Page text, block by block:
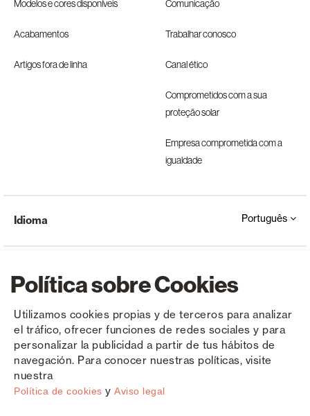
Política sobre Cookies
Utilizamos cookies propias y de terceros para analizar
el tráfico, ofrecer funciones de redes sociales y para
personalizar la publicidad a partir de tus hábitos de
navegación. Para conocer nuestras políticas, visite
nuestra
Política de cookies y Aviso legal
Modelos e cores disponíveis
Acabamentos
Artigos fora de linha
Comunicação
Trabalhar conosco
Canal ético
Comprometidos com a sua
proteção solar
Empresa comprometida com a
igualdade
Copyright © Saxun 2023 - 2026 Política de privacidade Aviso Legal Cookies
Idioma Português